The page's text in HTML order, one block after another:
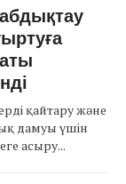
қайтару және
дамуы үшін
асыру...